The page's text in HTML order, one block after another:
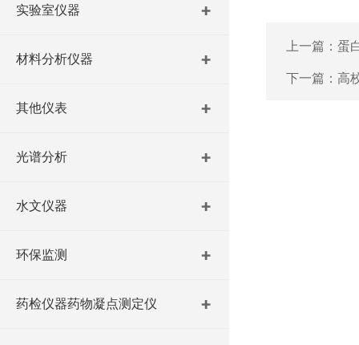
上一篇： 蛋
下一篇： 高
实验室仪器
材料分析仪器
其他仪表
光谱分析
水文仪器
环保监测
药检仪器药物凝点测定仪